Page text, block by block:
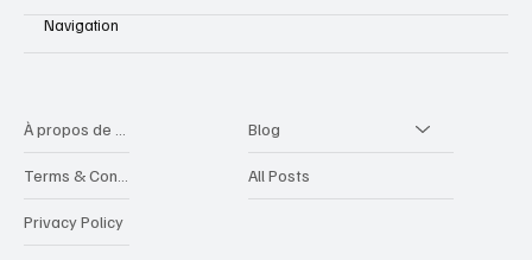
Navigation
Privacy Policy
Blog
All Posts